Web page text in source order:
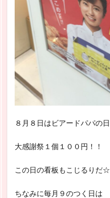
８月８日はビアードパパの日
大感謝祭１個１００円！！
この日の看板もこじるりだ☆
ちなみに毎月９のつく日は